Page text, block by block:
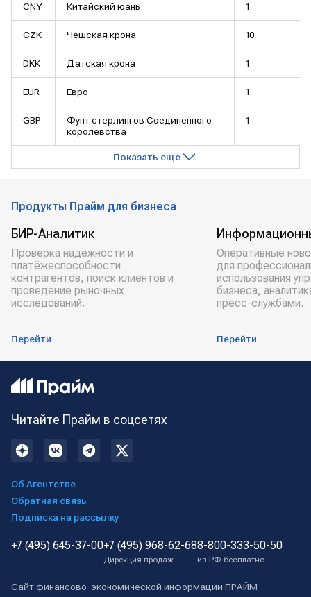
CNY Китайский юань 1
CZK Чешская крона 10
DKK Датская крона 1
EUR Евро 1
GBP
Фунт стерлингов Соединенного
королевства
1
Показать еще
Продукты Прайм для бизнеса
БИР-Аналитик
Проверка надёжности и
платёжеспособности
контрагентов, поиск клиентов и
проведение рыночных
исследований.
Перейти
Оперативные
для
использования
бизнеса,
пресс-службами.
Перейти
Читайте Прайм в соцсетях
Об Агентстве
Обратная связь
Подписка на рассылку
+7 (495) 645-37-00+7 (495) 968-62-68
Дирекция продаж
8-800-333-50-50
из РФ бесплатно
Сайт финансово-экономической информации ПРАЙМ